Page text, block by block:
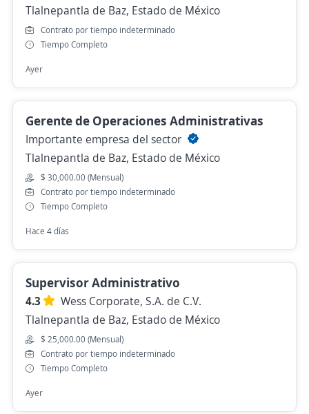
Tlalnepantla de Baz, Estado de México
Contrato por tiempo indeterminado
Tiempo Completo
Ayer
Gerente de Operaciones Administrativas
Importante empresa del sector
Tlalnepantla de Baz, Estado de México
$ 30,000.00 (Mensual)
Contrato por tiempo indeterminado
Tiempo Completo
Hace 4 días
Supervisor Administrativo
4.3
Wess Corporate, S.A. de C.V.
Tlalnepantla de Baz, Estado de México
$ 25,000.00 (Mensual)
Contrato por tiempo indeterminado
Tiempo Completo
Ayer